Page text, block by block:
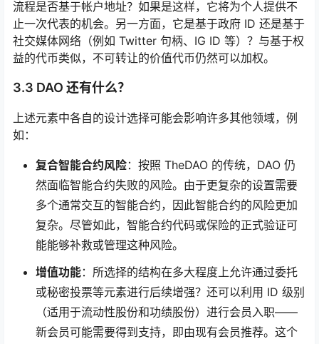
流程是否基于帐户地址？如果是这样，它将为个人提供不
止一次代表的机会。另一方面，它是基于政府 ID 还是基于
社交媒体网络（例如 Twitter 句柄、IG ID 等）？与基于权
益的代币类似，不可转让的价值代币仍然可以加权。
3.3 DAO 还有什么？
上述元素中各自的设计选择可能会影响许多其他领域，例
如：
复合智能合约风险：按照 TheDAO 的传统，DAO 仍
然面临智能合约失败的风险。由于更复杂的设置需要
多个通常交互的智能合约，因此智能合约的风险更加
复杂。尽管如此，智能合约代码或保险的正式验证可
能能够补救或管理这种风险。
增值功能：所选择的结构在多大程度上允许通过委托
或秘密投票等元素进行后续增强？还可以利用 ID 级别
（适用于流动性股份和功绩股份）进行会员入职——
新会员可能需要得到支持，即由现有会员推荐。这个